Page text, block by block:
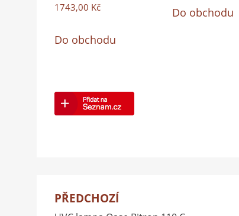
1743,00 Kč
Do obchodu
Do obchodu
Navigace
PŘEDCHOZÍ